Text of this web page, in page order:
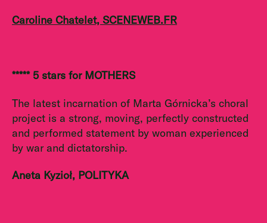
Caroline Chatelet, SCENEWEB.FR
***** 5 stars for MOTHERS
The latest incarnation of Marta Górnicka’s choral
project is a strong, moving, perfectly constructed
and performed statement by woman experienced
by war and dictatorship.
Aneta Kyzioł, POLITYKA